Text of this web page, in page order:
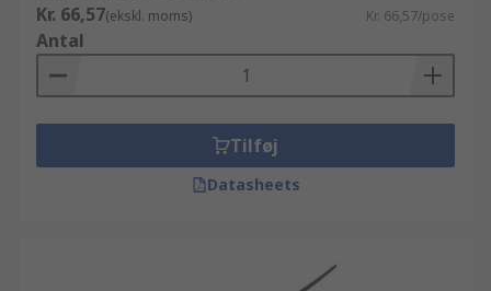
Kr. 66,57(ekskl. moms) Kr. 66,57/pose
Antal
Tilføj
Datasheets